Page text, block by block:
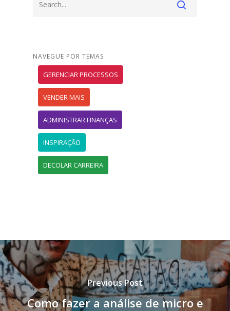
NAVEGUE POR TEMAS
GERENCIAR PROCESSOS
VENDER MAIS
ADMINISTRAR FINANÇAS
INSPIRAÇÃO
DECOLAR CARREIRA
Previous Post
Como fazer a análise de micro e